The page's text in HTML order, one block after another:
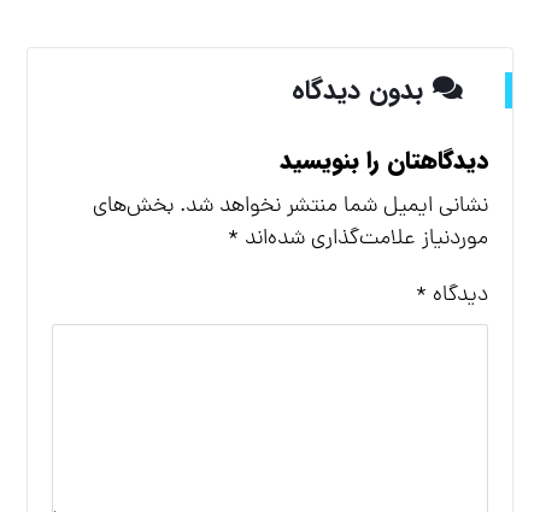
بدون دیدگاه
دیدگاهتان را بنویسید
نشانی ایمیل شما منتشر نخواهد شد. بخش‌های
موردنیاز علامت‌گذاری شده‌اند *
دیدگاه *